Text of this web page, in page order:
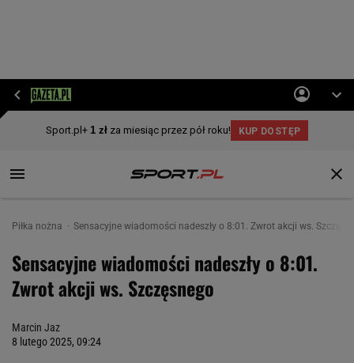
Piłka nożna Sensacyjne wiadomości nadeszły o 8:01. Zwrot akcji ws.
Sensacyjne wiadomości nadeszły o 8:01.
Zwrot akcji ws. Szczęsnego
Marcin Jaz
8 lutego 2025, 09:24